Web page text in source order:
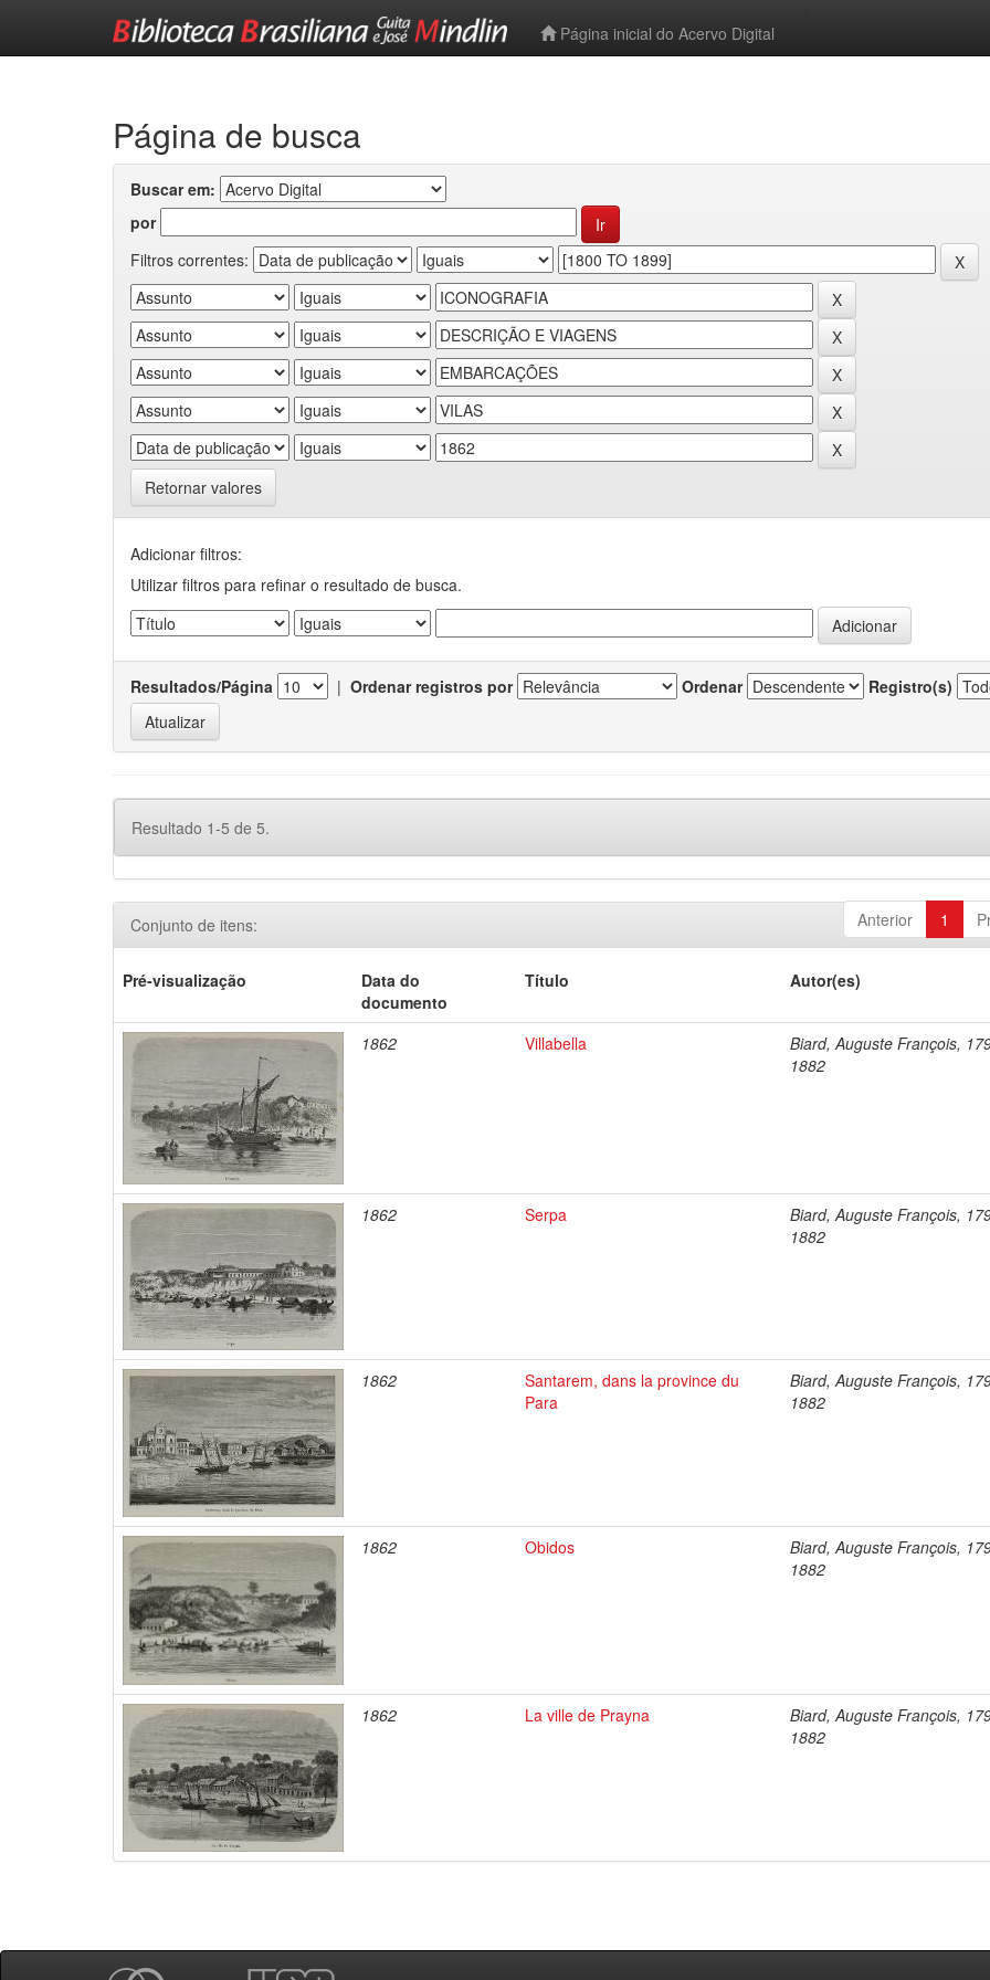
Página inicial do Acervo Digital
Página de busca
Buscar em:
por
Filtros correntes:
Retornar valores
Adicionar filtros:
Utilizar filtros para refinar o resultado de busca.
Resultados/Página | Ordenar registros por Ordenar Registro(s)
Resultado 1-5 de 5.
Anterior 1
Conjunto de itens:
Pré-visualização
Data do
documento
Título Autor(es)
1862 Villabella
Biard, Auguste François,
1882
1862 Serpa
Biard, Auguste François,
1882
1862
Santarem, dans la province du
Para
Biard, Auguste François,
1882
1862 Obidos
Biard, Auguste François,
1882
1862 La ville de Prayna
Biard, Auguste François,
1882